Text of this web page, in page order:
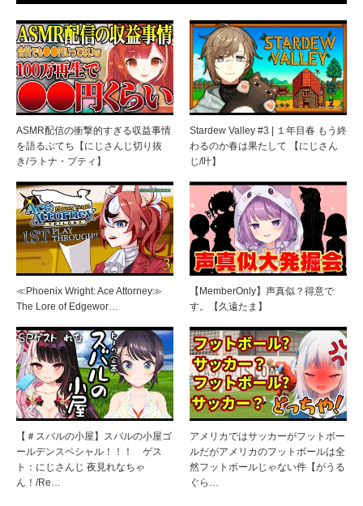
ASMR配信の衝撃的すぎる収益事情
を語るぷてち【にじさんじ切り抜
き/ラトナ・プティ】
Stardew Valley #3 | １年目春 もう終
わるのか春は果たして 【にじさん
じ/叶】
≪Phoenix Wright: Ace Attorney≫
The Lore of Edgewor…
【MemberOnly】声真似？得意で
す。【久遠たま】
【＃スバルの小屋】スバルの小屋ゴ
ールデンスペシャル！！！ ゲス
ト：にじさんじ 夜見れなちゃ
ん！/Re…
アメリカではサッカーがフットボー
ルだがアメリカのフットボールは全
然フットボールじゃない件【がうる
ぐら…